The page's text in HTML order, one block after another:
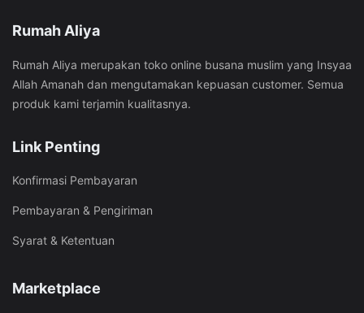
Rumah Aliya
Rumah Aliya merupakan toko online busana muslim yang Insyaa
Allah Amanah dan mengutamakan kepuasan customer. Semua
produk kami terjamin kualitasnya.
Link Penting
Konfirmasi Pembayaran
Pembayaran & Pengiriman
Syarat & Ketentuan
Marketplace